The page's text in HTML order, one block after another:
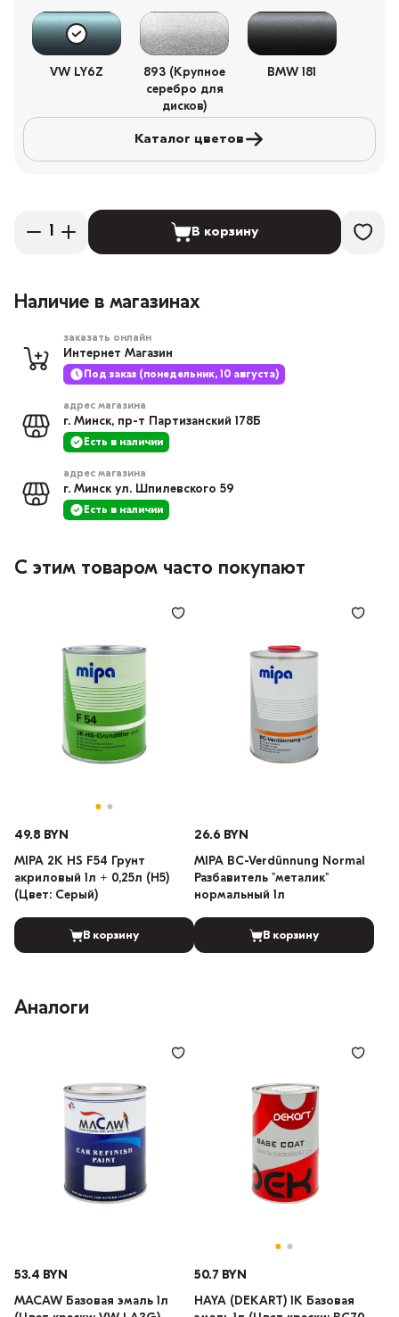
VW LY6Z
893 (Крупное
серебро для
дисков)
BMW 181
Каталог цветов
В корзину
Наличие в магазинах
заказать онлайн
Интернет Магазин
Под заказ (понедельник, 10 августа)
адрес магазина
г. Минск, пр-т Партизанский 178Б
Есть в наличии
адрес магазина
г. Минск ул. Шпилевского 59
Есть в наличии
С этим товаром часто покупают
49.8 BYN
MIPA 2K HS F54 Грунт
акриловый 1л + 0,25л (H5)
(Цвет: Серый)
В корзину
26.6 BYN
MIPA BC-Verdünnung Normal
Разбавитель "металик"
нормальный 1л
В корзину
Аналоги
53.4 BYN
MACAW Базовая эмаль 1л
50.7 BYN
HAYA (DEKART) 1К Базовая